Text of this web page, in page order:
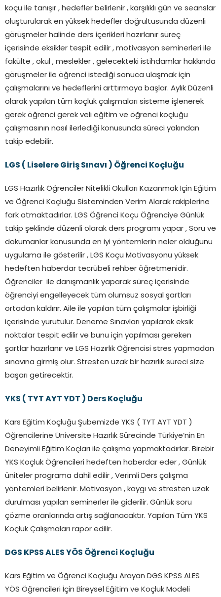
koçu ile tanışır , hedefler belirlenir , karşılıklı gün ve seanslar
oluşturularak en yüksek hedefler doğrultusunda düzenli
görüşmeler halinde ders içerikleri hazırlanır süreç
içerisinde eksikler tespit edilir , motivasyon seminerleri ile
fakülte , okul , meslekler , gelecekteki istihdamlar hakkında
görüşmeler ile öğrenci istediği sonuca ulaşmak için
çalışmalarını ve hedeflerini arttırmaya başlar. Aylık Düzenli
olarak yapılan tüm koçluk çalışmaları sisteme işlenerek
gerek öğrenci gerek veli eğitim ve öğrenci koçluğu
çalışmasının nasıl ilerlediği konusunda süreci yakından
takip edebilir.
LGS ( Liselere Giriş Sınavı ) Öğrenci Koçluğu
LGS Hazırlık Öğrenciler Nitelikli Okulları Kazanmak İçin Eğitim
ve Öğrenci Koçluğu Sisteminden Verim Alarak rakiplerine
fark atmaktadırlar. LGS Öğrenci Koçu Öğrenciye Günlük
takip şeklinde düzenli olarak ders programı yapar , Soru ve
dokümanlar konusunda en iyi yöntemlerin neler olduğunu
uygulama ile gösterilir , LGS Koçu Motivasyonu yüksek
hedeften haberdar tecrübeli rehber öğretmenidir.
Öğrenciler ile danışmanlık yaparak süreç içerisinde
öğrenciyi engelleyecek tüm olumsuz sosyal şartları
ortadan kaldırır. Aile ile yapılan tüm çalışmalar işbirliği
içerisinde yürütülür. Deneme Sınavları yapılarak eksik
noktalar tespit edilir ve bunu için yapılması gereken
şartlar hazırlanır ve LGS Hazırlık Öğrencisi stres yapmadan
sınavına girmiş olur. Stresten uzak bir hazırlık süreci size
başarı getirecektir.
YKS ( TYT AYT YDT ) Ders Koçluğu
Kars Eğitim Koçluğu Şubemizde YKS ( TYT AYT YDT )
Öğrencilerine Üniversite Hazırlık Sürecinde Türkiye’nin En
Deneyimli Eğitim Koçları ile çalışma yapmaktadırlar. Birebir
YKS Koçluk Öğrencileri hedeften haberdar eder , Günlük
üniteler programa dahil edilir , Verimli Ders çalışma
yöntemleri belirlenir. Motivasyon , kaygı ve stresten uzak
durulması yapılan seminerler ile giderilir. Günlük soru
çözme oranlarında artış sağlanacaktır. Yapılan Tüm YKS
Koçluk Çalışmaları rapor edilir.
DGS KPSS ALES YÖS Öğrenci Koçluğu
Kars Eğitim ve Öğrenci Koçluğu Arayan DGS KPSS ALES
YÖS Öğrencileri İçin Bireysel Eğitim ve Koçluk Modeli